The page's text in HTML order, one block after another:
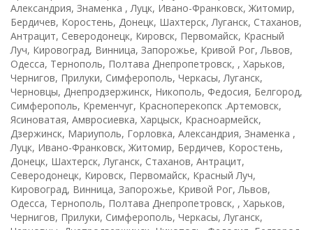
Александрия, Знаменка , Луцк, Ивано-Франковск, Житомир,
Бердичев, Коростень, Донецк, Шахтерск, Луганск, Стаханов,
Антрацит, Северодонецк, Кировск, Первомайск, Красный
Луч, Кировоград, Винница, Запорожье, Кривой Рог, Львов,
Одесса, Тернополь, Полтава Днепропетровск, , Харьков,
Чернигов, Прилуки, Симферополь, Черкасы, Луганск,
Черновцы, Днепродзержинск, Никополь, Федосия, Белгород,
Симферополь, Кременчуг, Красноперекопск .Артемовск,
Ясиноватая, Амвросиевка, Харцыск, Красноармейск,
Дзержинск, Мариуполь, Горловка, Александрия, Знаменка ,
Луцк, Ивано-Франковск, Житомир, Бердичев, Коростень,
Донецк, Шахтерск, Луганск, Стаханов, Антрацит,
Северодонецк, Кировск, Первомайск, Красный Луч,
Кировоград, Винница, Запорожье, Кривой Рог, Львов,
Одесса, Тернополь, Полтава Днепропетровск, , Харьков,
Чернигов, Прилуки, Симферополь, Черкасы, Луганск,